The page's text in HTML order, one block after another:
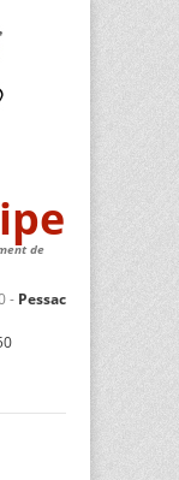
de
- Pessac